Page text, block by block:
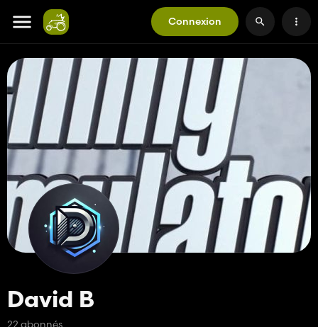
Connexion
David B
22 abonnés